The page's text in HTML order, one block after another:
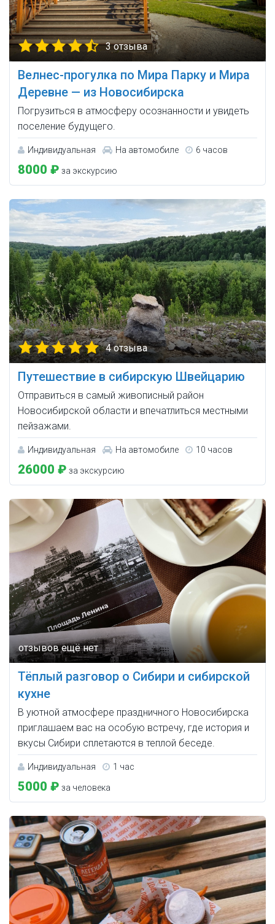
3 отзыва
Велнес-прогулка по Мира Парку и Мира
Деревне — из Новосибирска
Погрузиться в атмосферу осознанности и увидеть
поселение будущего.
Индивидуальная На автомобиле 6 часов
8000 ₽ за экскурсию
4 отзыва
Путешествие в сибирскую Швейцарию
Отправиться в самый живописный район
Новосибирской области и впечатлиться местными
пейзажами.
Индивидуальная На автомобиле 10 часов
26000 ₽ за экскурсию
Тёплый разговор о Сибири и сибирской
кухне
В уютной атмосфере праздничного Новосибирска
приглашаем вас на особую встречу, где история и
вкусы Сибири сплетаются в теплой беседе.
Индивидуальная 1 час
5000 ₽ за человека